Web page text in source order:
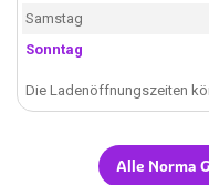
Samstag
Sonntag
Die Ladenöffnungszeiten
Alle Norma